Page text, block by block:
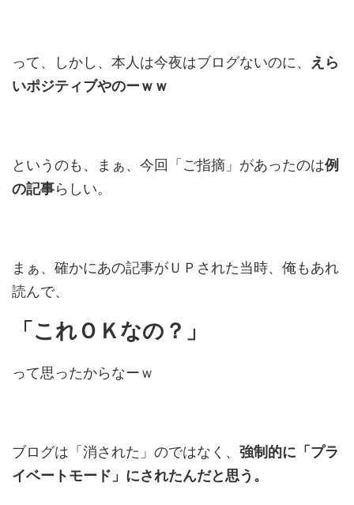
って、しかし、本人は今夜はブログないのに、
えら
いポジティブやのーｗｗ
というのも、まぁ、今回「ご指摘」があったのは例
の記事らしい。
まぁ、確かにあの記事がＵＰされた当時、俺もあれ
読んで、
「これＯＫなの？」
って思ったからなーｗ
ブログは「消された」のではなく、 強制的に「プラ
イベートモード」にされたんだと思う。